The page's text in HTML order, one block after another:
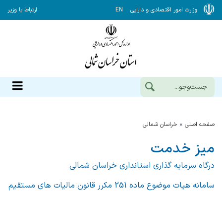
وزارت امور اقتصادی و دارایی EN ارتباط با وزیر
صفحه اصلی خراسان شمالي
میز خدمت
درگاه سرمایه گذاری استانداری خراسان شمالی
سامانه هیات موضوع ماده 251 مکرر قانون مالیات های مستقیم